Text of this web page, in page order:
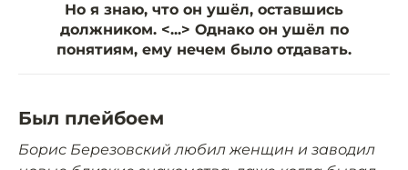
Но я знаю, что он ушёл, оставшись
должником. <...> Однако он ушёл по
понятиям, ему нечем было отдавать.
Был плейбоем
Борис Березовский любил женщин и заводил